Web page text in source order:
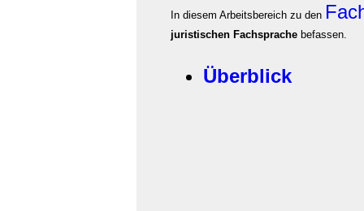
In diesem Arbeitsbereich zu den
juristischen Fachsprache befassen.
Überblick